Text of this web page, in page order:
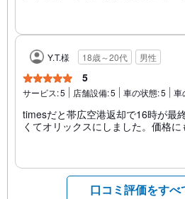
Y.T.様 18歳～20代 男性
5
サービス:5 店舗設備:5 車の状態:5 車
timesだと帯広空港返却で16時が最
くてオリックスにしました。価格に
口コミ評価をすべ